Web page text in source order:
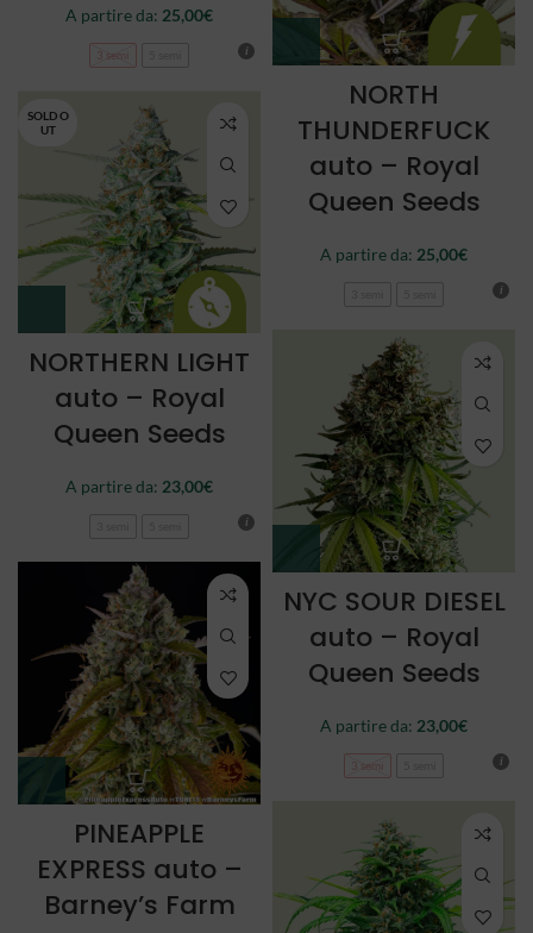
A partire da: 25,00€
3 semi
NORTH
THUNDERFUCK
auto – Royal
Queen Seeds
A partire da: 25,00€
SOLD O
UT
NORTHERN LIGHT
auto – Royal
Queen Seeds
A partire da: 23,00€
NYC SOUR DIESEL
auto – Royal
Queen Seeds
A partire da: 23,00€
3 semi
PINEAPPLE
EXPRESS auto –
Barney’s Farm